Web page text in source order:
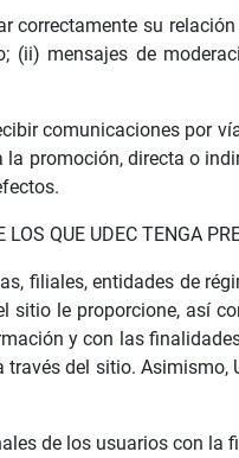
correctamente su
(ii) mensajes de
comunicaciones por
promoción, directa o
LOS QUE UDEC TENGA
filiales, entidades de
sitio le proporcione, así
y con las
del sitio.
de los usuarios con